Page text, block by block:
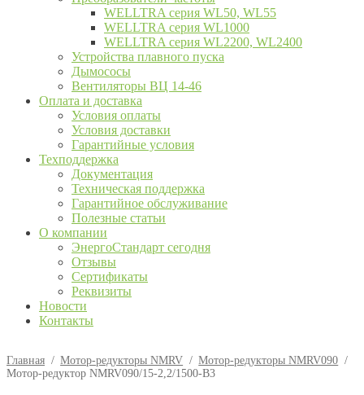
WELLTRA cерия WL50, WL55
WELLTRA cерия WL1000
WELLTRA серия WL2200, WL2400
Устройства плавного пуска
Дымососы
Вентиляторы ВЦ 14-46
Оплата и доставка
Условия оплаты
Условия доставки
Гарантийные условия
Техподдержка
Документация
Техническая поддержка
Гарантийное обслуживание
Полезные статьи
О компании
ЭнергоСтандарт сегодня
Отзывы
Сертификаты
Реквизиты
Новости
Контакты
Главная / Мотор-редукторы NMRV / Мотор-редукторы NMRV090 /
Мотор-редуктор NMRV090/15-2,2/1500-B3